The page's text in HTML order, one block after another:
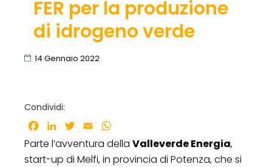
FER per la produzione
di idrogeno verde
14 Gennaio 2022
Condividi:
Facebook
LinkedInTwitter
Email
Parte l’avventura della Valleverde Energia,
start-up di Melfi, in provincia di Potenza, che si